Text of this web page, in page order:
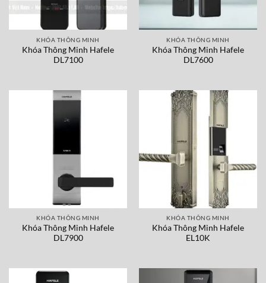
KHÓA THÔNG MINH
Khóa Thông Minh Hafele
DL7100
KHÓA THÔNG MINH
Khóa Thông Minh Hafele
DL7600
KHÓA THÔNG MINH
Khóa Thông Minh Hafele
DL7900
KHÓA THÔNG MINH
Khóa Thông Minh Hafele
EL10K